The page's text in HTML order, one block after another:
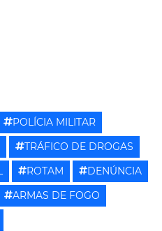
POLÍCIA MILITAR
TRÁFICO DE DROGAS
ROTAM
DENÚNCIA
ARMAS DE FOGO